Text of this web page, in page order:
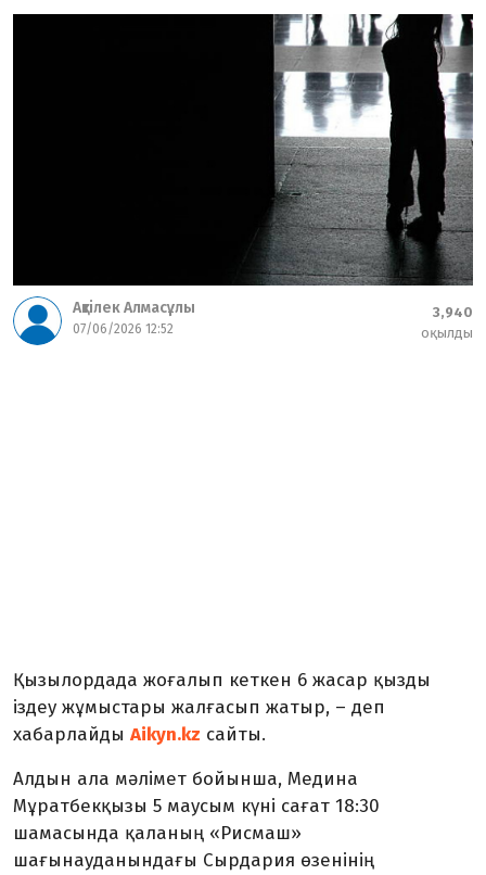
Ақтілек Алмасұлы
07/06/2026 12:52
3,940
оқылды
Қызылордада жоғалып кеткен 6 жасар қызды
іздеу жұмыстары жалғасып жатыр, – деп
хабарлайды Aikyn.kz сайты.
Алдын ала мәлімет бойынша, Медина
Мұратбекқызы 5 маусым күні сағат 18:30
шамасында қаланың «Рисмаш»
шағынауданындағы Сырдария өзенінің